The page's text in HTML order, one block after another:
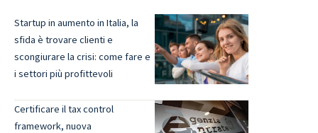
Startup in aumento in Italia, la
sfida è trovare clienti e
scongiurare la crisi: come fare e
i settori più profittevoli
Certificare il tax control
framework, nuova